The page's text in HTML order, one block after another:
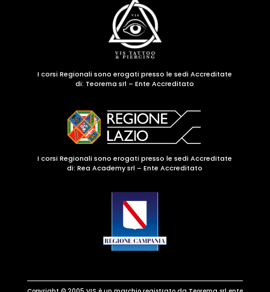
I corsi Regionali sono erogati presso le sedi Accreditate
di: Teorema srl – Ente Accreditato
I corsi Regionali sono erogati presso le sedi Accreditate
di: Rea Academy srl – Ente Accreditato